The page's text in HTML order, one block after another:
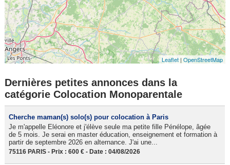
Leaflet |OpenStreetMap
Dernières petites annonces dans la
catégorie Colocation Monoparentale
Cherche maman(s) solo(s) pour colocation à Paris
Je m'appelle Eléonore et j'élève seule ma petite fille Pénélope, âgée
de 5 mois. Je serai en master éducation, enseignement et formation à
partir de septembre 2026 en alternance. J'ai une...
75116 PARIS - Prix : 600 € - Date : 04/08/2026